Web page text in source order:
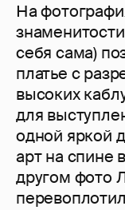
На
себя сама)
платье с
высоких
для
одной яркой
арт на спине
другом фото